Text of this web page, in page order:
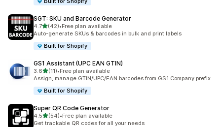
SGT: SKU and Barcode Generator
4.7별 5개 중
(42)
총 리뷰 42개
•Free plan available
Auto-generate SKUs & barcodes in bulk and print labels
Built for Shopify
GS1 Assistant (UPC EAN GTIN)
3.6별 5개 중
(11)
총 리뷰 11개
•Free plan available
Assign, manage GTIN/UPC/EAN barcodes from GS1 Company prefix
Built for Shopify
Super QR Code Generator
4.5별 5개 중
(54)
총 리뷰 54개
•Free plan available
Get trackable QR codes for all your needs